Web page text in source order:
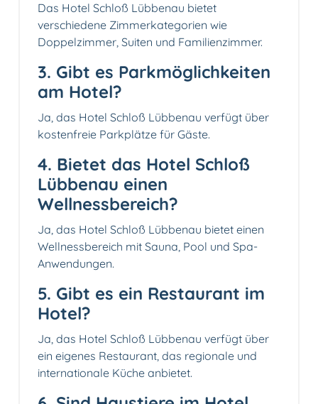
Das Hotel Schloß Lübbenau bietet
verschiedene Zimmerkategorien wie
Doppelzimmer, Suiten und Familienzimmer.
3. Gibt es Parkmöglichkeiten
am Hotel?
Ja, das Hotel Schloß Lübbenau verfügt über
kostenfreie Parkplätze für Gäste.
4. Bietet das Hotel Schloß
Lübbenau einen
Wellnessbereich?
Ja, das Hotel Schloß Lübbenau bietet einen
Wellnessbereich mit Sauna, Pool und Spa-
Anwendungen.
5. Gibt es ein Restaurant im
Hotel?
Ja, das Hotel Schloß Lübbenau verfügt über
ein eigenes Restaurant, das regionale und
internationale Küche anbietet.